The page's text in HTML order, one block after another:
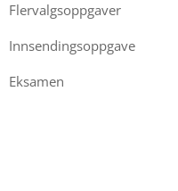
Flervalgsoppgaver
Innsendingsoppgave
Eksamen